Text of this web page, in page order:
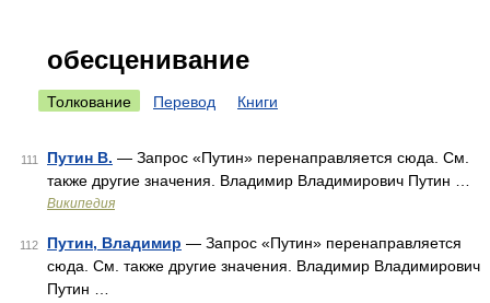
обесценивание
Толкование Перевод Книги
111 Путин В. — Запрос «Путин» перенаправляется сюда. Cм.
также другие значения. Владимир Владимирович Путин …
Википедия
112 Путин, Владимир — Запрос «Путин» перенаправляется
сюда. Cм. также другие значения. Владимир Владимирович
Путин …